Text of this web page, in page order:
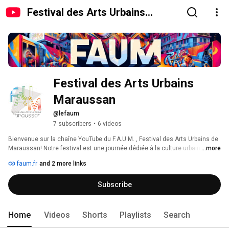
Festival des Arts Urbains
Festival des Arts Urbains
Maraussan
@lefaum
7 subscribers • 6 videos
Bienvenue sur la chaîne YouTube du F.A.U.M. , Festival des Arts Urbains de
Maraussan! Notre festival est une journée dédiée à la culture urbaine, l'art
urbains, tels que  rappeurs, breakdancers, DJs,  graffeurs, riders de BMX,
les skateur et d'autres
...more
faum.fr and 2 more links
Subscribe
Home Videos Shorts Playlists Search